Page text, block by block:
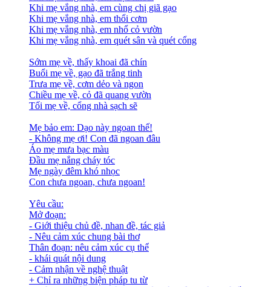
Khi mẹ vắng nhà, em cùng chị giã gạo
Khi mẹ vắng nhà, em thổi cơm
Khi mẹ vắng nhà, em nhổ cỏ vườn
Khi mẹ vắng nhà, em quét sân và quét cổng
Sớm mẹ về, thấy khoai đã chín
Buổi mẹ về, gạo đã trắng tinh
Trưa mẹ về, cơm dẻo và ngon
Chiều mẹ về, cỏ đã quang vườn
Tối mẹ về, cổng nhà sạch sẽ
Mẹ bảo em: Dạo này ngoan thế!
- Không mẹ ơi! Con đã ngoan đâu
Áo mẹ mưa bạc màu
Đầu mẹ nắng cháy tóc
Mẹ ngày đêm khó nhọc
Con chưa ngoan, chưa ngoan!
Yêu cầu:
Mở đoạn:
- Giới thiệu chủ đề, nhan đề, tác giả
- Nêu cảm xúc chung bài thơ
Thân đoạn: nêu cảm xúc cụ thể
- khái quát nội dung
- Cảm nhận về nghệ thuật
+ Chỉ ra những biện pháp tu từ